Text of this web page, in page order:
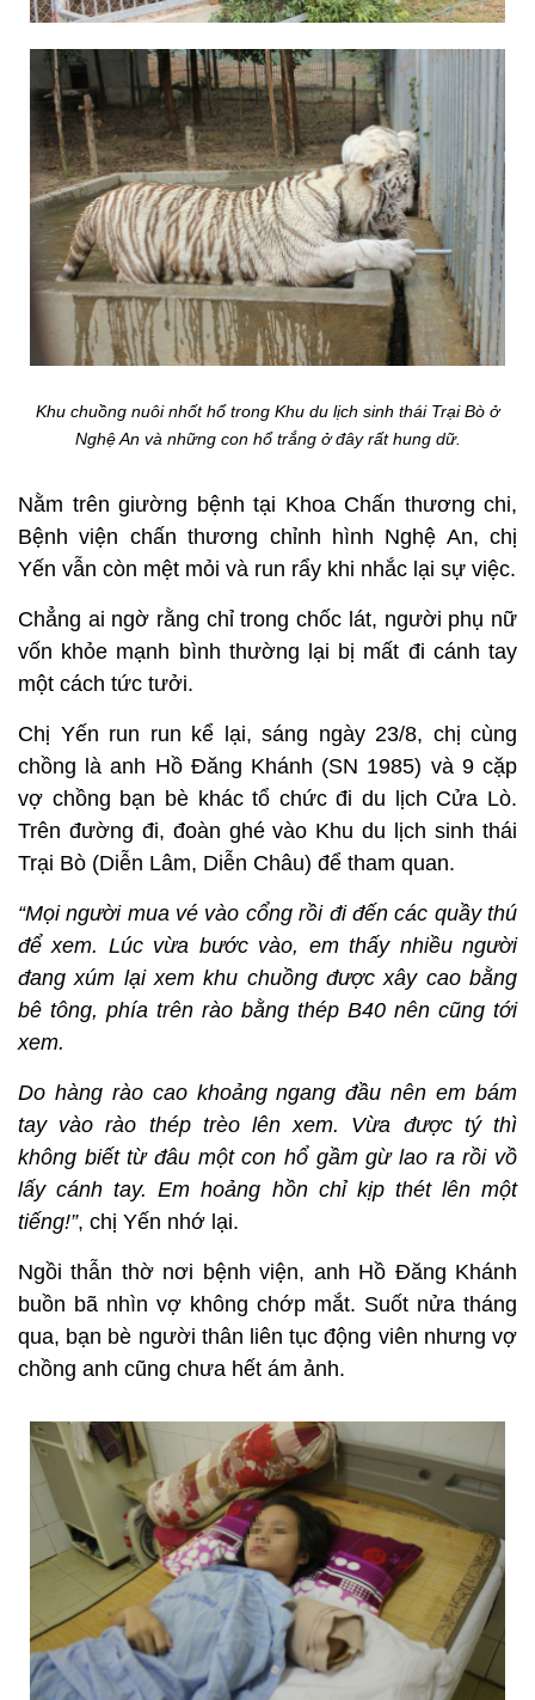
Khu chuồng nuôi nhốt hổ trong Khu du lịch sinh thái Trại Bò ở
Nghệ An và những con hổ trắng ở đây rất hung dữ.
Nằm trên giường bệnh tại Khoa Chấn thương chi,
Bệnh viện chấn thương chỉnh hình Nghệ An, chị
Yến vẫn còn mệt mỏi và run rẩy khi nhắc lại sự việc.
Chẳng ai ngờ rằng chỉ trong chốc lát, người phụ nữ
vốn khỏe mạnh bình thường lại bị mất đi cánh tay
một cách tức tưởi.
Chị Yến run run kể lại, sáng ngày 23/8, chị cùng
chồng là anh Hồ Đăng Khánh (SN 1985) và 9 cặp
vợ chồng bạn bè khác tổ chức đi du lịch Cửa Lò.
Trên đường đi, đoàn ghé vào Khu du lịch sinh thái
Trại Bò (Diễn Lâm, Diễn Châu) để tham quan.
“Mọi người mua vé vào cổng rồi đi đến các quầy thú
để xem. Lúc vừa bước vào, em thấy nhiều người
đang xúm lại xem khu chuồng được xây cao bằng
bê tông, phía trên rào bằng thép B40 nên cũng tới
xem.
Do hàng rào cao khoảng ngang đầu nên em bám
tay vào rào thép trèo lên xem. Vừa được tý thì
không biết từ đâu một con hổ gầm gừ lao ra rồi vồ
lấy cánh tay. Em hoảng hồn chỉ kịp thét lên một
tiếng!”, chị Yến nhớ lại.
Ngồi thẫn thờ nơi bệnh viện, anh Hồ Đăng Khánh
buồn bã nhìn vợ không chớp mắt. Suốt nửa tháng
qua, bạn bè người thân liên tục động viên nhưng vợ
chồng anh cũng chưa hết ám ảnh.